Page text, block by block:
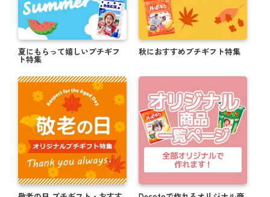
夏にもらって嬉しいプチギフ
ト特集
秋におすすめプチギフト特集